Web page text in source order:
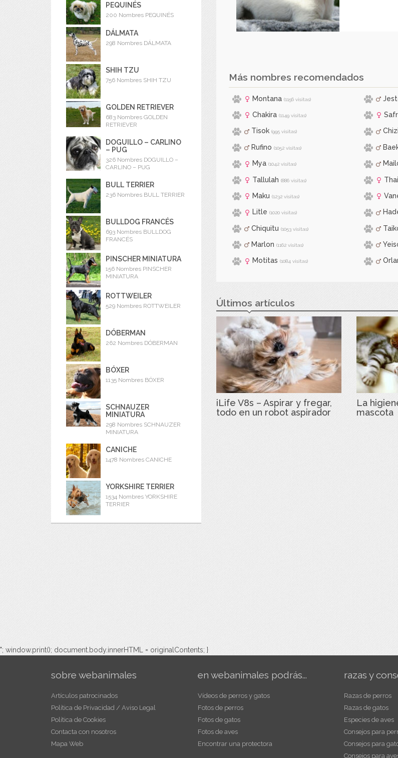
PEQUINÉS
200 Nombres PEQUINÉS
DÁLMATA
298 Nombres DÁLMATA
SHIH TZU
756 Nombres SHIH TZU
GOLDEN RETRIEVER
683 Nombres GOLDEN
RETRIEVER
DOGUILLO – CARLINO
– PUG
326 Nombres DOGUILLO –
CARLINO – PUG
BULL TERRIER
236 Nombres BULL TERRIER
BULLDOG FRANCÉS
693 Nombres BULLDOG
FRANCÉS
PINSCHER MINIATURA
156 Nombres PINSCHER
MINIATURA
ROTTWEILER
529 Nombres ROTTWEILER
DÓBERMAN
262 Nombres DÓBERMAN
BÓXER
1135 Nombres BÓXER
SCHNAUZER
MINIATURA
298 Nombres SCHNAUZER
MINIATURA
CANICHE
1478 Nombres CANICHE
YORKSHIRE TERRIER
1534 Nombres YORKSHIRE
TERRIER
Más nombres recomendados
Montana (1156 visitas)
Chakira (1149 visitas)
Tisok (995 visitas)
Rufino (1052 visitas)
Mya (1042 visitas)
Tallulah (886 visitas) Thai
Maku (1232 visitas)
Litle (1020 visitas)
Chiquitu (1053 visitas)
Marlon (1162 visitas)
Motitas (1084 visitas)
Últimos artículos
iLife V8s – Aspirar y fregar,
todo en un robot aspirador
La
mascota
"; window.print(); document.body.innerHTML = originalContents; }
sobre webanimales
Artículos patrocinados
Política de Privacidad / Aviso Legal
Política de Cookies
Contacta con nosotros
Mapa Web
en webanimales podrás...
Vídeos de perros y gatos
Fotos de perros
Fotos de gatos
Fotos de aves
Encontrar una protectora
razas y
Razas de perros
Razas de gatos
Especies de aves
Consejos para
Consejos para
Consejos para